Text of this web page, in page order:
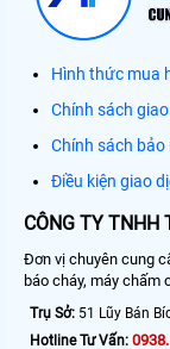
Hình thức mua
Chính sách
Chính sách bảo
Điều kiện giao
CÔNG TY TNHH
Đơn vị chuyên cung
báo cháy, máy chấm
Trụ Sở: 51 Lũy Bán
Hotline Tư Vấn: